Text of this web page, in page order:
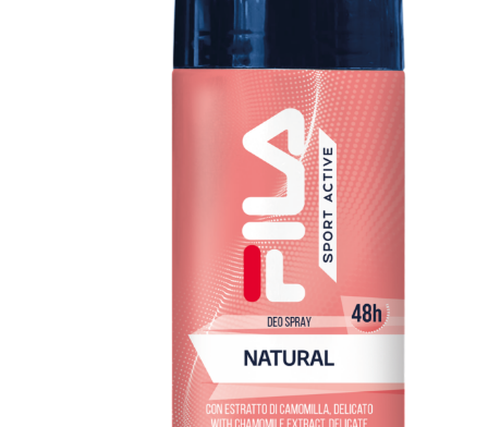
Maschere
Lozioni
Fiale
Sieri
e
cristalli